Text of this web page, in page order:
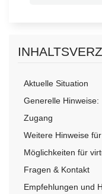
Aktuelle Situation
Generelle Hinweise:
Zugang
Weitere Hinweise
Möglichkeiten für
Fragen & Kontakt
Empfehlungen und